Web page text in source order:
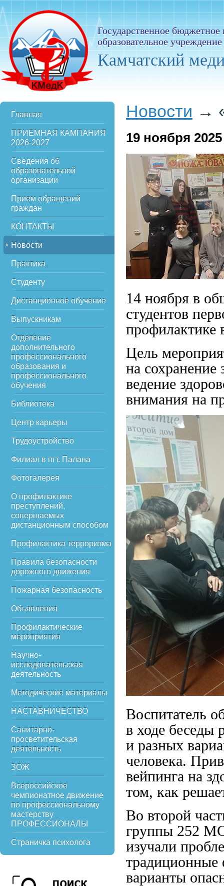
Государственное
образовательное
Камчатский
Главная
ПРИЕМНАЯ КАМПАНИЯ
2026-2027
Сведения об
образовательной
организации
Приём обращений
граждан
КОНТАКТЫ
Новости
Практика
Студенту
Дистанционное обучение
Выпускникам
Отделение
дополнительного
профессионального
образования и
профессионального
обучения
Библиотека
Центр карьеры
Трудоустройство
Филиал в пгт. Палана
Фотогалерея
О профилактике
преступлений,
совершаемых
дистанционным способом
Профилактика терроризма
Правила безопасности
дорожного движения
Пожарная безопасность
Объявления
Профилактические
мероприятия
Научно-
исследовательская
деятельность
Методические материалы
НАСТАВНИЧЕСТВО
Санитарно-
просветительская
деятельность
ЗОЖ
Всероссийское
чемпионатное движение
по профессиональному
мастерству
ПРОФЕССИОНАЛЫ
Страничка психолога
Новости →
19 ноября 2025
14 ноября в
студентов
профилактике
Цель
на сохранение
ведение
внимания на
Воспитатель
в ходе беседы
и разных
человека.
вейпинга на
том, как
Во второй
группы 252 МС
изучали
традиционные
варианты